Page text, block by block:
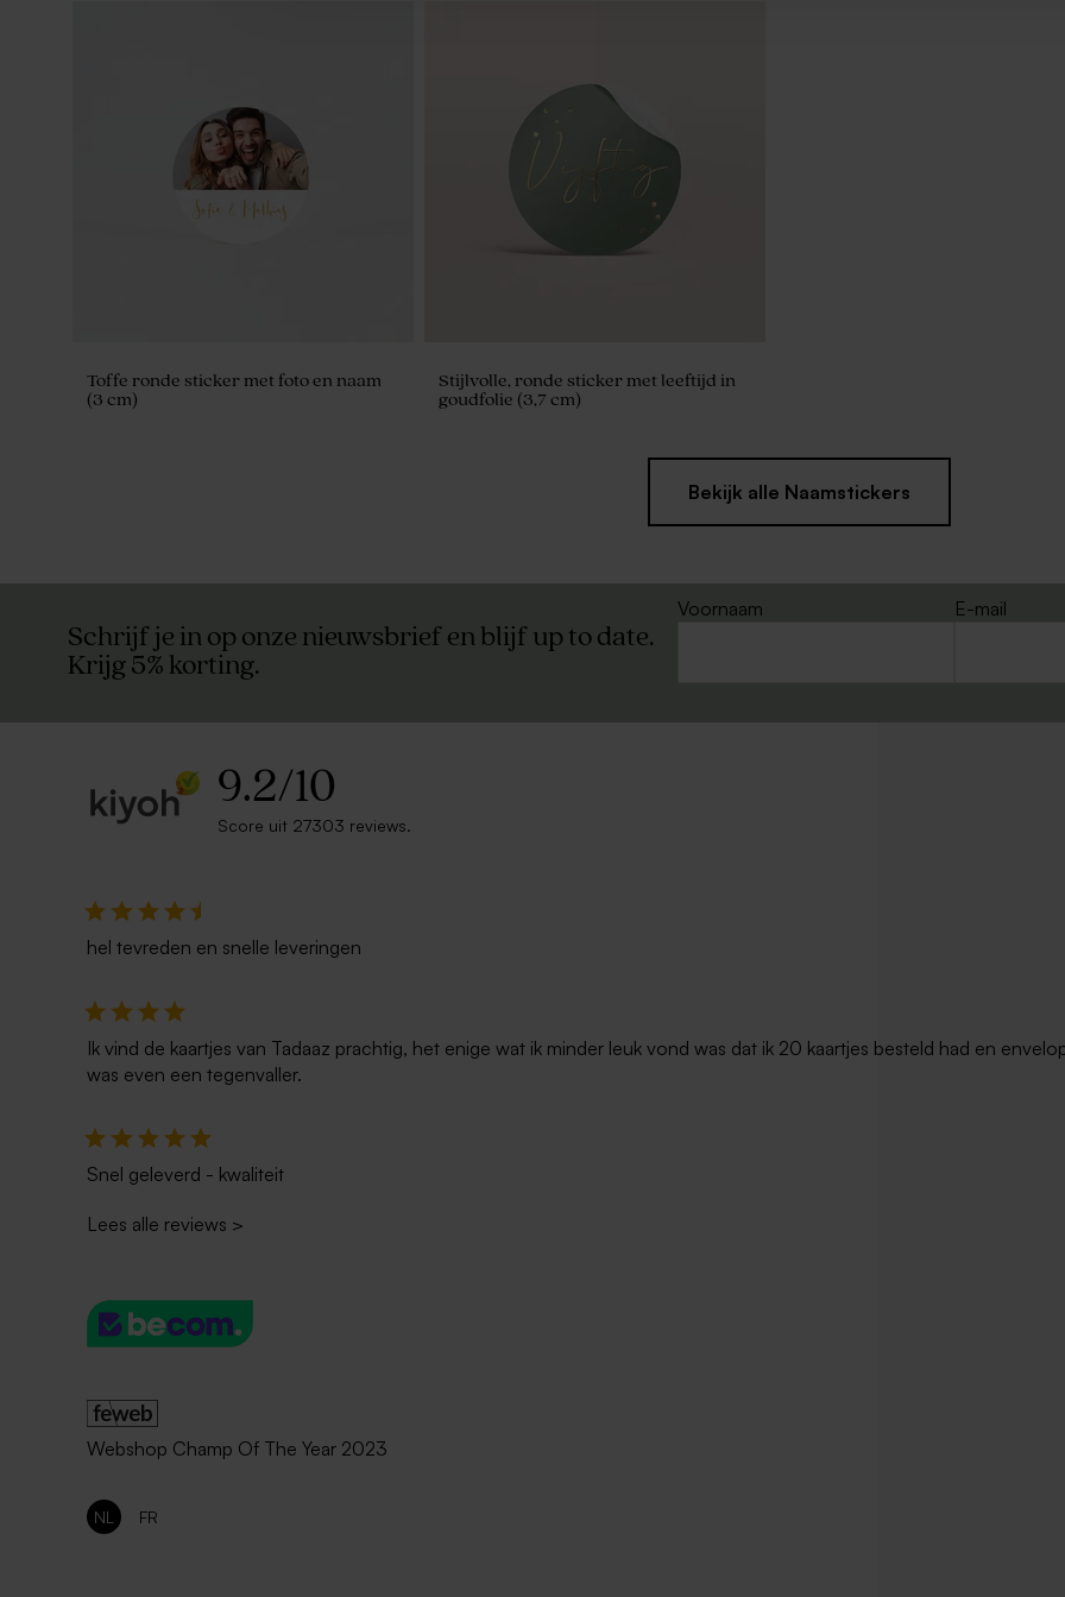
Toffe ronde sticker met foto en naam
(3 cm)
Stijlvolle, ronde sticker met leeftijd in
goudfolie (3,7 cm)
Bekijk alle Naamstickers
Schrijf je in op onze nieuwsbrief en blijf up to date.
Krijg 5% korting.
Voornaam E-mail
9.2/10
Score uit 27303 reviews.
hel tevreden en snelle leveringen
Ik vind de kaartjes van Tadaaz prachtig, het enige wat ik minder leuk vond was dat ik 20 kaartjes besteld had en
was even een tegenvaller.
Snel geleverd - kwaliteit
Lees alle reviews >
Webshop Champ Of The Year 2023
NL FR